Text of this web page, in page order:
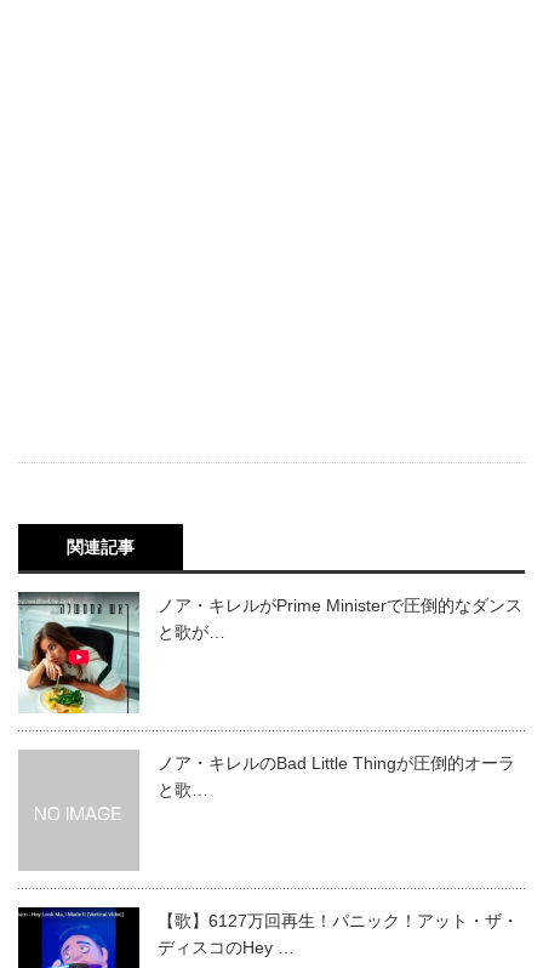
関連記事
ノア・キレルがPrime Ministerで圧倒的なダンス
と歌が…
ノア・キレルのBad Little Thingが圧倒的オーラ
と歌…
【歌】6127万回再生！パニック！アット・ザ・
ディスコのHey …